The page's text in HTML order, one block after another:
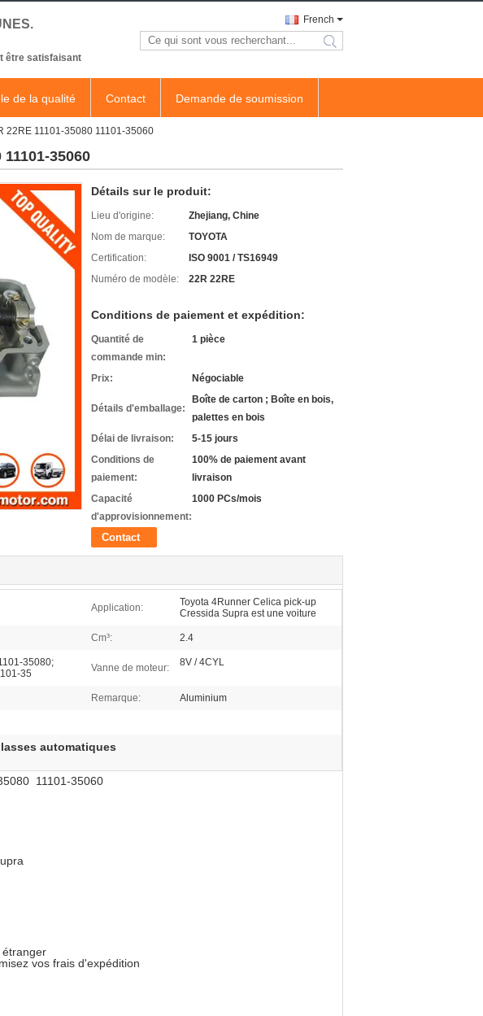
être satisfaisant
French
search
de la qualité Contact Demande de soumission
22RE 11101-35080 11101-35060
35060
Détails sur le produit:
Lieu d'origine:
Zhejiang, Chine
Nom de marque:
TOYOTA
Certification:
ISO 9001 / TS16949
Numéro de modèle:
22R 22RE
Conditions de paiement et expédition:
Quantité de
commande min:
1 pièce
Prix: Négociable
Détails d'emballage:
Boîte de carton ; Boîte en bois,
palettes en bois
Délai de livraison:
5-15 jours
Conditions de
paiement:
100% de paiement avant
livraison
Capacité
d'approvisionnement:
1000 PCs/mois
Contact
Application:
Toyota 4Runner Celica pick-up
Cressida Supra est une voiture
Cm³: 2.4
35080;
35
Vanne de moteur: 8V / 4CYL
Remarque: Aluminium
automatiques
11101-35060
étranger
vos frais d'expédition